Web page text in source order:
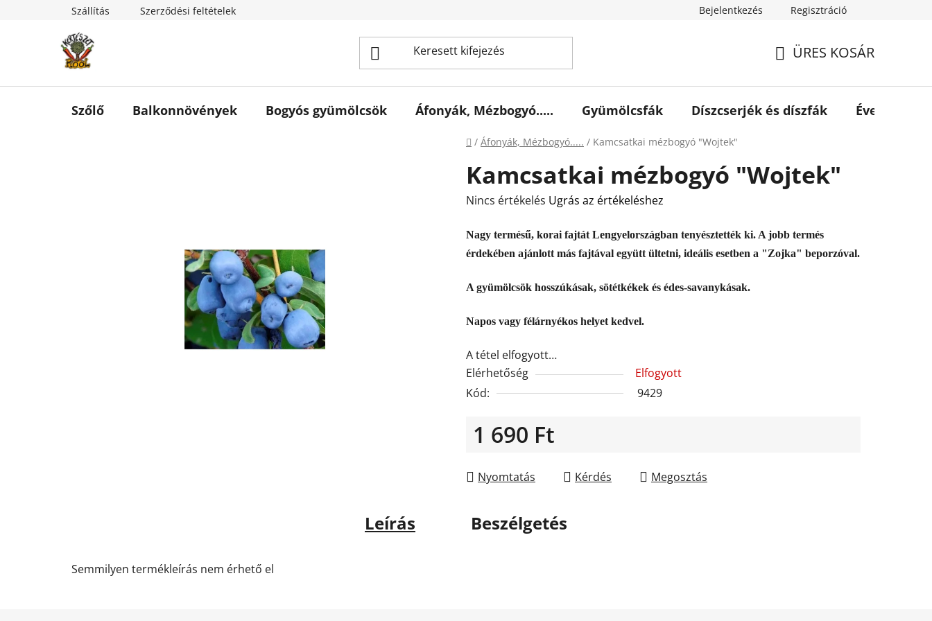
tartalomhoz
Szállítás Szerződési feltételek Bejelentkezés Regisztráció
ÜRES KOSÁR
Szőlő Balkonnövények Bogyós gyümölcsök Áfonyák, Mézbogyó..... Gyümölcsfák Díszcserjék és díszfák Évelők és
Kezdőlap
/ Áfonyák, Mézbogyó..... / Kamcsatkai mézbogyó "Wojtek"
Kamcsatkai mézbogyó "Wojtek"
A
átlagos
értékelése
ből
csillag.
Nincs értékelés Ugrás az értékeléshez
Nagy termésű, korai fajtát Lengyelországban tenyésztették ki. A jobb termés
érdekében ajánlott más fajtával együtt ültetni, ideális esetben a "Zojka" beporzóval.
A gyümölcsök hosszúkásak, sötétkékek és édes-savanykásak.
Napos vagy félárnyékos helyet kedvel.
A tétel elfogyott…
Elérhetőség
Elfogyott
Kód:
9429
1 690 Ft
Nyomtatás
Kérdés Megosztás
Leírás Beszélgetés
Semmilyen termékleírás nem érhető el